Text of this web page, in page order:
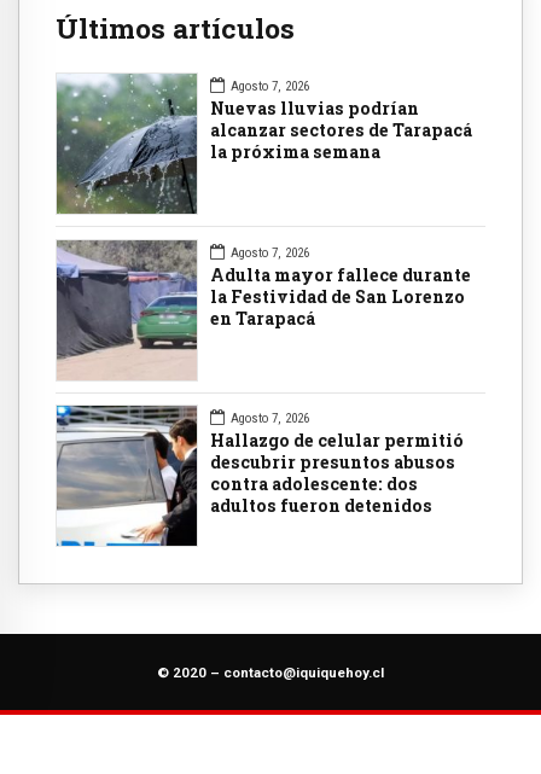
Últimos artículos
Agosto 7, 2026
Nuevas lluvias podrían
alcanzar sectores de Tarapacá
la próxima semana
Agosto 7, 2026
Adulta mayor fallece durante
la Festividad de San Lorenzo
en Tarapacá
Agosto 7, 2026
Hallazgo de celular permitió
descubrir presuntos abusos
contra adolescente: dos
adultos fueron detenidos
© 2020 – contacto@iquiquehoy.cl